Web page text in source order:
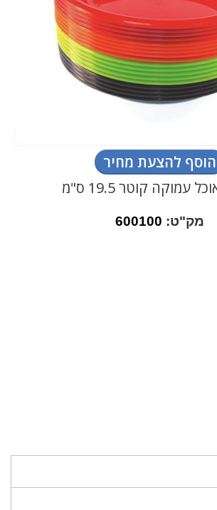
הוסף להצעת מחיר
עמוקה קוטר 19.5 ס"מ
מק"ט: 600100